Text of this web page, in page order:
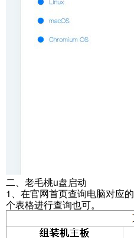
二、老毛桃u盘启动
1、在官网首页查询电脑对应的
个表格进行查询也可。